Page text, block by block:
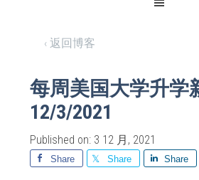
‹ 返回博客
每周美国大学升学
12/3/2021
Published on: 3 12 月, 2021
Share Share Share